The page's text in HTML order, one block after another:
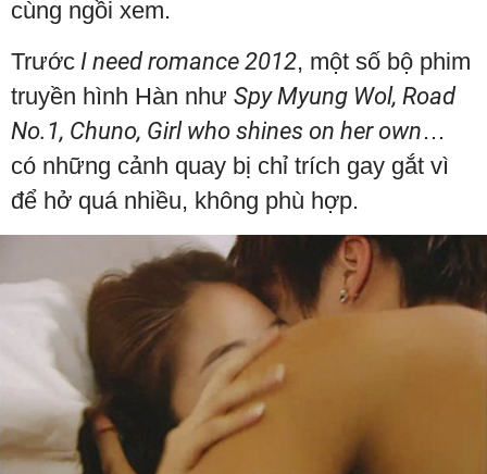
cùng ngồi xem.
Trước I need romance 2012, một số bộ phim
truyền hình Hàn như Spy Myung Wol, Road
No.1, Chuno, Girl who shines on her own…
có những cảnh quay bị chỉ trích gay gắt vì
để hở quá nhiều, không phù hợp.